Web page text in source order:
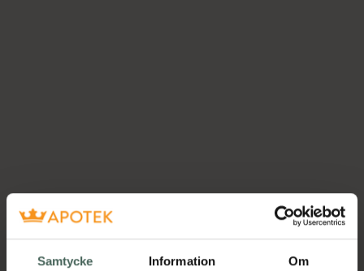
Samtycke Information Om